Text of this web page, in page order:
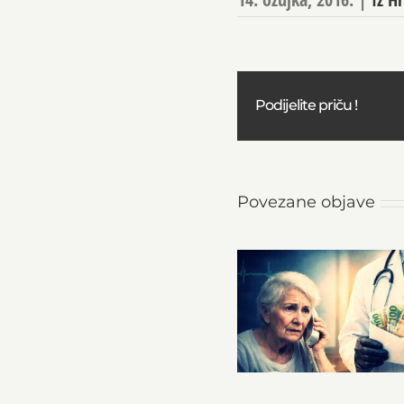
Podijelite priču !
Povezane objave